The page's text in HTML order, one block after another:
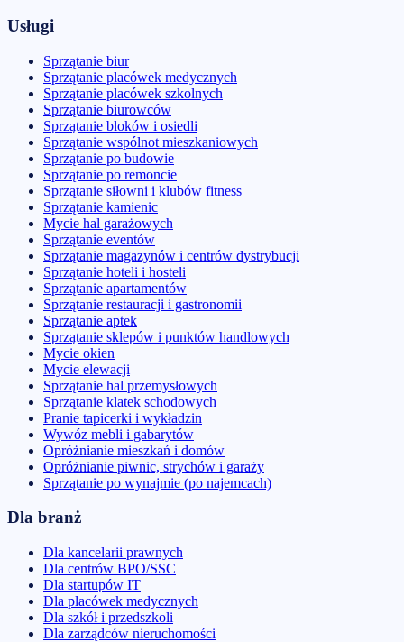
Usługi
Sprzątanie biur
Sprzątanie placówek medycznych
Sprzątanie placówek szkolnych
Sprzątanie biurowców
Sprzątanie bloków i osiedli
Sprzątanie wspólnot mieszkaniowych
Sprzątanie po budowie
Sprzątanie po remoncie
Sprzątanie siłowni i klubów fitness
Sprzątanie kamienic
Mycie hal garażowych
Sprzątanie eventów
Sprzątanie magazynów i centrów dystrybucji
Sprzątanie hoteli i hosteli
Sprzątanie apartamentów
Sprzątanie restauracji i gastronomii
Sprzątanie aptek
Sprzątanie sklepów i punktów handlowych
Mycie okien
Mycie elewacji
Sprzątanie hal przemysłowych
Sprzątanie klatek schodowych
Pranie tapicerki i wykładzin
Wywóz mebli i gabarytów
Opróżnianie mieszkań i domów
Opróżnianie piwnic, strychów i garaży
Sprzątanie po wynajmie (po najemcach)
Dla branż
Dla kancelarii prawnych
Dla centrów BPO/SSC
Dla startupów IT
Dla placówek medycznych
Dla szkół i przedszkoli
Dla zarządców nieruchomości